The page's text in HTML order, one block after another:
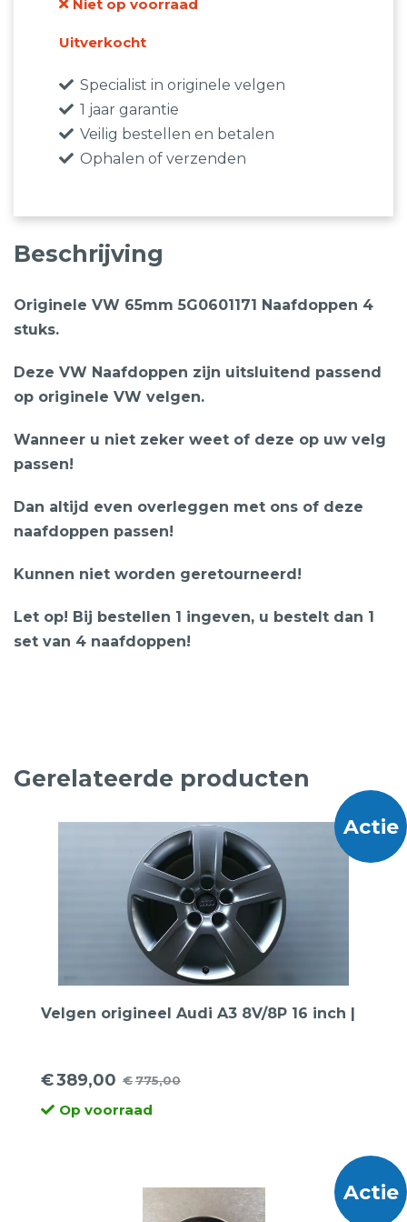
was:
€89,95.
is:
€59,95.
Niet op voorraad
Uitverkocht
Specialist in originele velgen
1 jaar garantie
Veilig bestellen en betalen
Ophalen of verzenden
Beschrijving
Originele VW 65mm 5G0601171 Naafdoppen 4
stuks.
Deze VW Naafdoppen zijn uitsluitend passend
op originele VW velgen.
Wanneer u niet zeker weet of deze op uw velg
passen!
Dan altijd even overleggen met ons of deze
naafdoppen passen!
Kunnen niet worden geretourneerd!
Let op! Bij bestellen 1 ingeven, u bestelt dan 1
set van 4 naafdoppen!
Gerelateerde producten
Actie
Velgen origineel Audi A3 8V/8P 16 inch |
€775,00
Oorspronkelijke
prijs
€389,00
Huidige
prijsOp voorraad
Actie